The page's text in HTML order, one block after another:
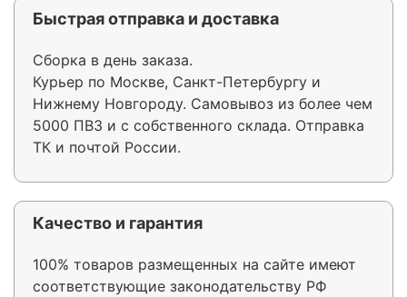
Быстрая отправка и доставка
Сборка в день заказа.
Курьер по Москве, Санкт-Петербургу и
Нижнему Новгороду. Самовывоз из более чем
5000 ПВЗ и с собственного склада. Отправка
ТК и почтой России.
Качество и гарантия
100% товаров размещенных на сайте имеют
соответствующие законодательству РФ